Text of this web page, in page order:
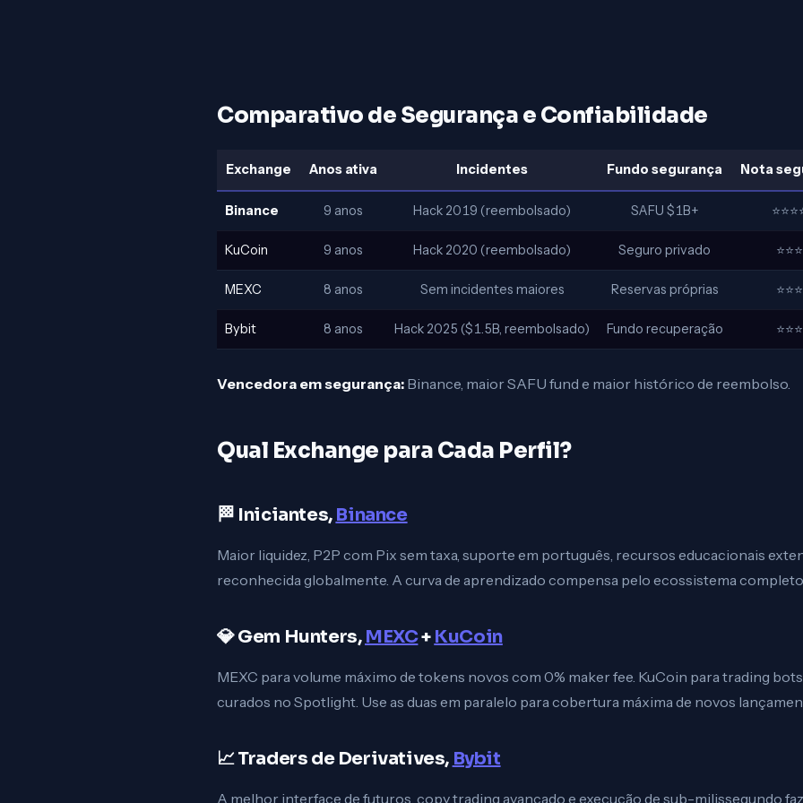
Comparativo de Segurança e Confiabilidade
Exchange Anos ativa Incidentes Fundo segurança Nota
Binance 9 anos Hack 2019 (reembolsado) SAFU $1B+
KuCoin 9 anos Hack 2020 (reembolsado) Seguro privado
MEXC 8 anos Sem incidentes maiores Reservas próprias
Bybit 8 anos Hack 2025 ($1.5B, reembolsado) Fundo recuperação
Vencedora em segurança: Binance, maior SAFU fund e maior histórico de reembolso.
Qual Exchange para Cada Perfil?
🏁 Iniciantes, Binance
Maior liquidez, P2P com Pix sem taxa, suporte em português, recursos educacionais
reconhecida globalmente. A curva de aprendizado compensa pelo ecossistema
💎 Gem Hunters, MEXC+ KuCoin
MEXC para volume máximo de tokens novos com 0% maker fee. KuCoin para trading
curados no Spotlight. Use as duas em paralelo para cobertura máxima de novos
📈 Traders de Derivatives, Bybit
A melhor interface de futuros, copy trading avançado e execução de sub-milissegundo